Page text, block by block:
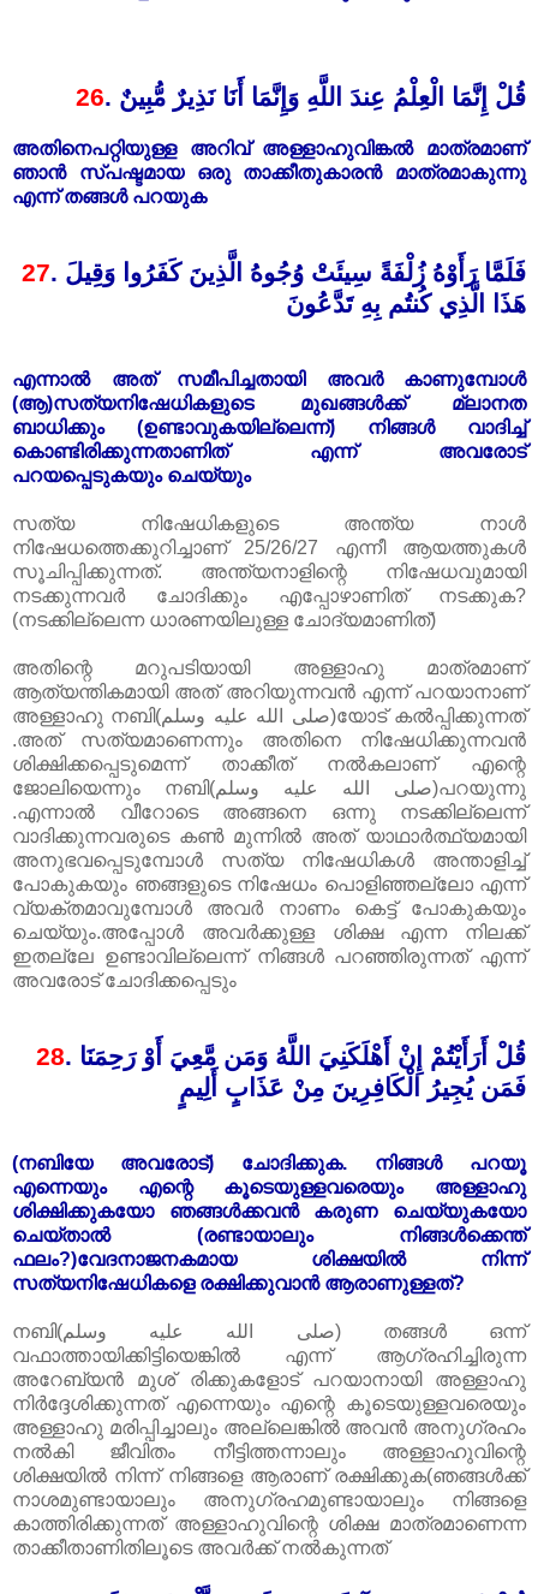
26. قُلْ إِنَّمَا الْعِلْمُ عِندَ اللَّهِ وَإِنَّمَا أَنَا نَذِيرٌ مُّبِينٌ
അതിനെപറ്റിയുള്ള അറിവ് അള്ളാഹുവിങ്കൽ മാത്രമാണ്‌
ഞാൻ സ്പഷ്ടമായ ഒരു താക്കീതുകാരൻ മാത്രമാകുന്നു
എന്ന് തങ്ങൾ പറയുക
27. فَلَمَّا رَأَوْهُ زُلْفَةً سِيئَتْ وُجُوهُ الَّذِينَ كَفَرُوا وَقِيلَ
هَذَا الَّذِي كُنتُم بِهِ تَدَّعُونَ
എന്നാൽ അത് സമീപിച്ചതായി അവർ കാണുമ്പോൾ
(ആ)സത്യനിഷേധികളുടെ മുഖങ്ങൾക്ക് മ്ലാനത
ബാധിക്കും (ഉണ്ടാവുകയില്ലെന്ന്) നിങ്ങൾ വാദിച്ച്
കൊണ്ടിരിക്കുന്നതാണിത് എന്ന് അവരോട്
പറയപ്പെടുകയും ചെയ്യും
സത്യ നിഷേധികളുടെ അന്ത്യ നാൾ
നിഷേധത്തെക്കുറിച്ചാണ് 25/26/27 എന്നീ ആയത്തുകൾ
സൂചിപ്പിക്കുന്നത്. അന്ത്യനാളിന്റെ നിഷേധവുമായി
നടക്കുന്നവർ ചോദിക്കും എപ്പോഴാണിത് നടക്കുക?
(നടക്കില്ലെന്ന ധാരണയിലുള്ള ചോദ്യമാണിത്)
അതിന്റെ മറുപടിയായി അള്ളാഹു മാത്രമാണ്
ആത്യന്തികമായി അത് അറിയുന്നവൻ എന്ന് പറയാനാണ്
അള്ളാഹു നബി(صلى الله عليه وسلم)യോട് കൽ‌പ്പിക്കുന്നത്
.അത് സത്യമാണെന്നും അതിനെ നിഷേധിക്കുന്നവൻ
ശിക്ഷിക്കപ്പെടുമെന്ന് താക്കീത് നൽകലാണ് എന്റെ
ജോലിയെന്നും നബി(صلى الله عليه وسلم)പറയുന്നു
.എന്നാൽ വീറോടെ അങ്ങനെ ഒന്നു നടക്കില്ലെന്ന്
വാദിക്കുന്നവരുടെ കൺ മുന്നിൽ അത് യാഥാർത്ഥ്യമായി
അനുഭവപ്പെടുമ്പോൾ സത്യ നിഷേധികൾ അന്താളിച്ച്
പോകുകയും ഞങ്ങളുടെ നിഷേധം പൊളിഞ്ഞല്ലോ എന്ന്
വ്യക്തമാവുമ്പോൾ അവർ നാണം കെട്ട് പോകുകയും
ചെയ്യും.അപ്പോൾ അവർക്കുള്ള ശിക്ഷ എന്ന നിലക്ക്
ഇതല്ലേ ഉണ്ടാവില്ലെന്ന് നിങ്ങൾ പറഞ്ഞിരുന്നത് എന്ന്
അവരോട് ചോദിക്കപ്പെടും
28. قُلْ أَرَأَيْتُمْ إِنْ أَهْلَكَنِيَ اللَّهُ وَمَن مَّعِيَ أَوْ رَحِمَنَا
فَمَن يُجِيرُ الْكَافِرِينَ مِنْ عَذَابٍ أَلِيمٍ
(നബിയേ അവരോട്) ചോദിക്കുക. നിങ്ങൾ പറയൂ
എന്നെയും എന്റെ കൂടെയുള്ളവരെയും അള്ളാഹു
ശിക്ഷിക്കുകയോ ഞങ്ങൾക്കവൻ കരുണ ചെയ്യുകയോ
ചെയ്താൽ (രണ്ടായാലും നിങ്ങൾക്കെന്ത്
ഫലം?)വേദനാജനകമായ ശിക്ഷയിൽ നിന്ന്
സത്യനിഷേധികളെ രക്ഷിക്കുവാൻ ആരാണുള്ളത്?
നബി(صلى الله عليه وسلم) തങ്ങൾ ഒന്ന്
വഫാത്തായിക്കിട്ടിയെങ്കിൽ എന്ന് ആഗ്രഹിച്ചിരുന്ന
അറേബ്യൻ മുശ് രിക്കുകളോട് പറയാനായി അള്ളാഹു
നിർദ്ദേശിക്കുന്നത് എന്നെയും എന്റെ കൂടെയുള്ളവരെയും
അള്ളാഹു മരിപ്പിച്ചാലും അല്ലെങ്കിൽ അവൻ അനുഗ്രഹം
നൽകി ജീവിതം നീട്ടിത്തന്നാലും അള്ളാഹുവിന്റെ
ശിക്ഷയിൽ നിന്ന് നിങ്ങളെ ആരാണ് രക്ഷിക്കുക(ഞങ്ങൾക്ക്
നാശമുണ്ടായാലും അനുഗ്രഹമുണ്ടായാലും നിങ്ങളെ
കാത്തിരിക്കുന്നത് അള്ളാഹുവിന്റെ ശിക്ഷ മാത്രമാണെന്ന
താക്കീതാണിതിലൂടെ അവർക്ക് നൽകുന്നത്